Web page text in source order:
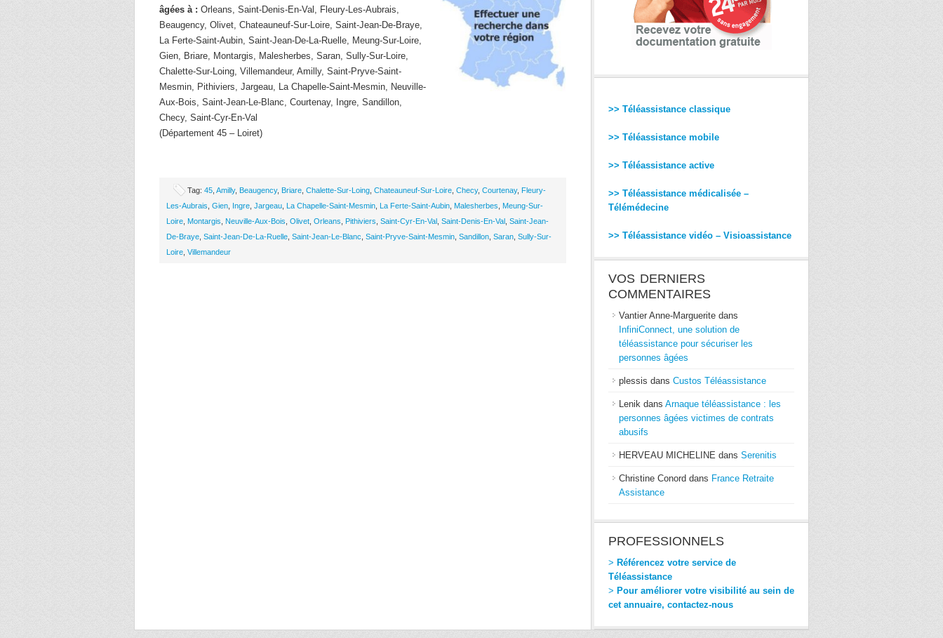
âgées à : Orleans, Saint-Denis-En-Val, Fleury-Les-Aubrais,
Beaugency, Olivet, Chateauneuf-Sur-Loire, Saint-Jean-De-Braye,
La Ferte-Saint-Aubin, Saint-Jean-De-La-Ruelle, Meung-Sur-Loire,
Gien, Briare, Montargis, Malesherbes, Saran, Sully-Sur-Loire,
Chalette-Sur-Loing, Villemandeur, Amilly, Saint-Pryve-Saint-
Mesmin, Pithiviers, Jargeau, La Chapelle-Saint-Mesmin, Neuville-
Aux-Bois, Saint-Jean-Le-Blanc, Courtenay, Ingre, Sandillon,
Checy, Saint-Cyr-En-Val
(Département 45 – Loiret)
Tag: 45 Amilly, Beaugency, Briare Chalette-Sur-Loing Chateauneuf-Sur-Loire Checy, Courtenay, Fleury-
Les-Aubrais Gien Ingre Jargeau La Chapelle-Saint-Mesmin La Ferte-Saint-Aubin Malesherbes
Meung-Sur-
Loire Montargis Neuville-Aux-Bois Olivet Orleans Pithiviers Saint-Cyr-En-Val Saint-Denis-En-Val Saint-Jean-
De-Braye Saint-Jean-De-La-Ruelle Saint-Jean-Le-Blanc Saint-Pryve-Saint-Mesmin Sandillon Saran Sully-Sur-
Loire Villemandeur
>> Téléassistance classique
>> Téléassistance mobile
>> Téléassistance active
>> Téléassistance médicalisée –
Télémédecine
>> Téléassistance vidéo – Visioassistance
VOS DERNIERS
COMMENTAIRES
Vantier Anne-Marguerite dans
InfiniConnect, une solution de
téléassistance pour sécuriser les
personnes âgées
plessis dans Custos Téléassistance
Lenik dans Arnaque téléassistance : les
personnes âgées victimes de contrats
abusifs
HERVEAU MICHELINE dans Serenitis
Christine Conord dans France Retraite
Assistance
PROFESSIONNELS
> Référencez votre service de
Téléassistance
> Pour améliorer votre visibilité au sein de
cet annuaire, contactez-nous